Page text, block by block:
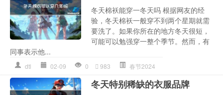
冬天棉袄能穿一冬天吗 根据网友的经
验，冬天棉袄一般穿不到两个星期就需
要洗了。如果你所在的地方冬天很短，
可能可以勉强穿一整个季节。然而，有
同事表示他...
dtl 02-09 0 983 春节2024
冬天特别稀缺的衣服品牌